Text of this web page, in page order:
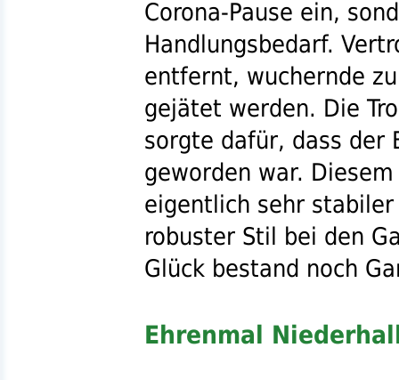
Corona-Pause ein,
Handlungsbedarf.
entfernt, wuchernde
gejätet werden. Die
sorgte dafür, dass der
geworden war.
eigentlich sehr
robuster Stil bei den
Glück bestand noch
Ehrenmal